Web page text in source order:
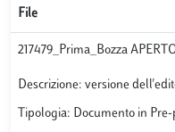
File
217479_Prima_Bozza
Descrizione: versione
Tipologia: Documento in